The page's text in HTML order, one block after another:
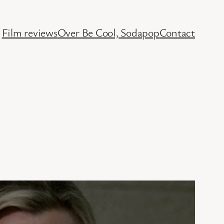
Film reviewsOver Be Cool, SodapopContact